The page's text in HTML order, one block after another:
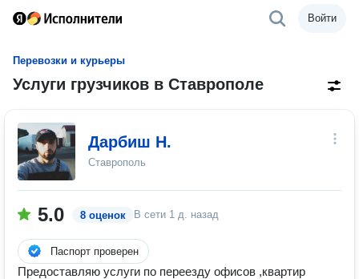
Войти
Перевозки и курьеры
Услуги грузчиков в Ставрополе
Дарбиш Н.
Ставрополь
5.0 8 оценок В сети 1 д. назад
Паспорт проверен
Предоставляю услуги по переезду офисов ,квартир